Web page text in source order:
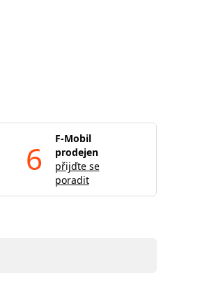
6
F-Mobil
prodejen
přijďte se
poradit